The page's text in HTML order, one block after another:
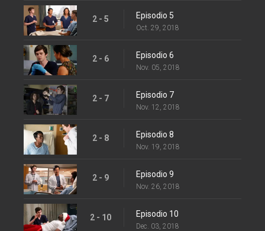
2 - 5 Episodio 5
Oct. 29, 2018
2 - 6 Episodio 6
Nov. 05, 2018
2 - 7 Episodio 7
Nov. 12, 2018
2 - 8 Episodio 8
Nov. 19, 2018
2 - 9 Episodio 9
Nov. 26, 2018
2 - 10 Episodio 10
Dec. 03, 2018